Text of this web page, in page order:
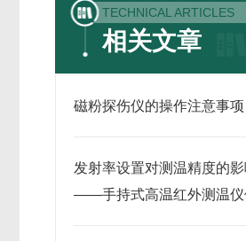
TECHNICAL ARTICLES
相关文章
磁粉探伤仪的操作注意事项
发射率设置对测温精度的影
——手持式高温红外测温仪